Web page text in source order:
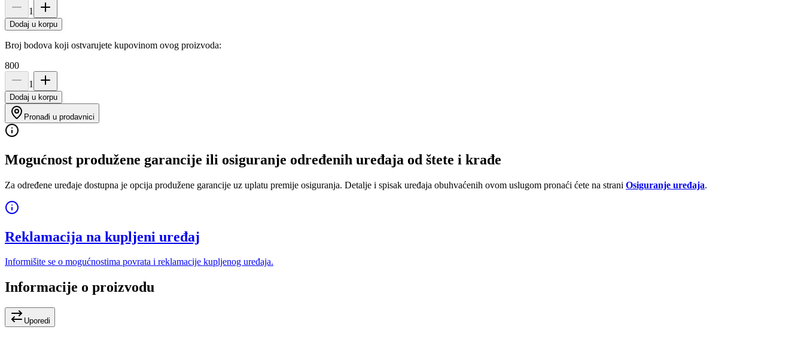
1
Dodaj u korpu
Broj bodova koji ostvarujete kupovinom ovog proizvoda:
800
1
Dodaj u korpu
Pronađi u prodavnici
Mogućnost produžene garancije ili osiguranje određenih uređaja od štete i krađe
Za određene uređaje dostupna je opcija produžene garancije uz uplatu premije osiguranja. Detalje i spisak uređaja obuhvaćenih ovom uslugom pronaći ćete na strani Osiguranje uređaja.
Reklamacija na kupljeni uređaj
Informišite se o mogućnostima povrata i reklamacije kupljenog uređaja.
Informacije o proizvodu
Uporedi